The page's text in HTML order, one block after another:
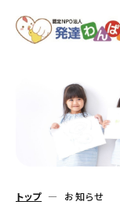
トップ お知らせ